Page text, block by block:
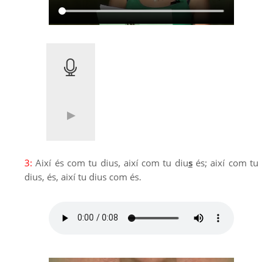
3: Així és com tu dius, així com tu diusés; així com tu
dius, és, així tu dius com és.